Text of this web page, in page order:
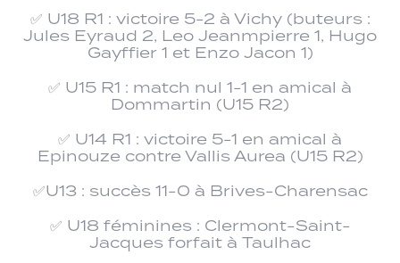
✅ U18 R1 : victoire 5-2 à Vichy (buteurs :
Jules Eyraud 2, Leo Jeanmpierre 1, Hugo
Gayffier 1 et Enzo Jacon 1)
✅ U15 R1 : match nul 1-1 en amical à
Dommartin (U15 R2)
✅ U14 R1 : victoire 5-1 en amical à
Epinouze contre Vallis Aurea (U15 R2)
✅U13 : succès 11-0 à Brives-Charensac
✅ U18 féminines : Clermont-Saint-
Jacques forfait à Taulhac